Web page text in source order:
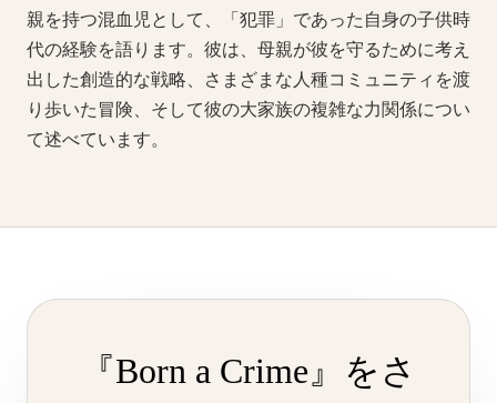
親を持つ混血児として、「犯罪」であった自身の子供時
代の経験を語ります。彼は、母親が彼を守るために考え
出した創造的な戦略、さまざまな人種コミュニティを渡
り歩いた冒険、そして彼の大家族の複雑な力関係につい
て述べています。
『Born a Crime』をさ